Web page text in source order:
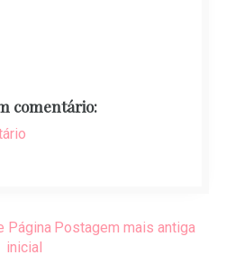
comentário:
Postagem mais antiga
Página
inicial